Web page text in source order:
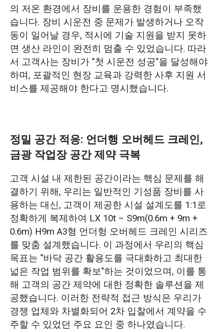
의 저온 환경에서 장비를 운용한 경험이 부족했
습니다. 장비 시운전 중 문제가 발생하거나 오작
동이 일어날 경우, 적시에 기술 지원을 받지 못하
면 생산 라인이 완전히 멈출 수 있었습니다. 따라
서 고객사는 장비가 "첫 시운전 성공"을 달성해야
하며, 포괄적인 현장 교육과 강력한 사후 지원 서
비스를 제공해야 한다고 명시했습니다.
정밀 공간 적응: 언더행 오버헤드 크레인,
금광 작업장 공간 제약 극복
고객 시설 내 제한된 공간이라는 핵심 문제를 해
결하기 위해, 우리는 일반적인 기성품 장비를 사
용하는 대신, 고객이 제공한 시설 설계도를 1:1로
정확하게 복제하여 LX 10t – S9m(0.6m + 9m +
0.6m) H9m A3형 언더헝 오버헤드 크레인 시리즈
를 맞춤 설계했습니다. 이 과정에서 우리의 핵심
목표는 "바닥 공간 활용도를 극대화하고 최대한
넓은 작업 범위를 확보"하는 것이었으며, 이를 통
해 고객의 공간 제약에 대한 정확한 솔루션을 제
공했습니다. 이러한 전략적 접근 방식은 우리가
경쟁 업체와 차별화되어 2차 입찰에서 계약을 수
주할 수 있었던 주요 요인 중 하나였습니다.